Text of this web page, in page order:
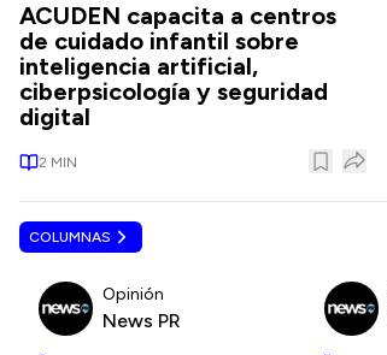
ACUDEN capacita a centros
de cuidado infantil sobre
inteligencia artificial,
ciberpsicología y seguridad
digital
2 MIN
COLUMNAS
Opinión
News PR